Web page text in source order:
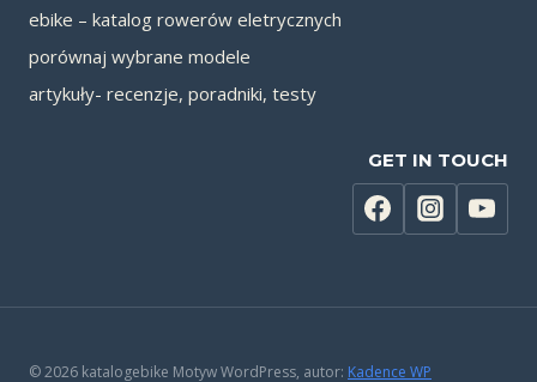
ebike – katalog rowerów eletrycznych
porównaj wybrane modele
artykuły- recenzje, poradniki, testy
GET IN TOUCH
© 2026 katalogebike Motyw WordPress, autor: Kadence WP